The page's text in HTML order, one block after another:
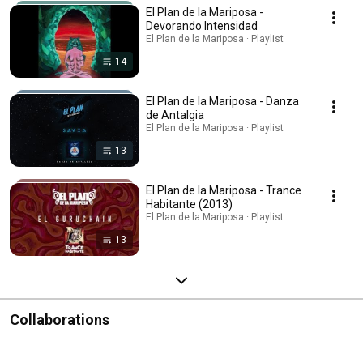
14
El Plan de la Mariposa -
Devorando Intensidad
El Plan de la Mariposa · Playlist
13
El Plan de la Mariposa - Danza
de Antalgia
El Plan de la Mariposa · Playlist
13
El Plan de la Mariposa - Trance
Habitante (2013)
El Plan de la Mariposa · Playlist
Collaborations